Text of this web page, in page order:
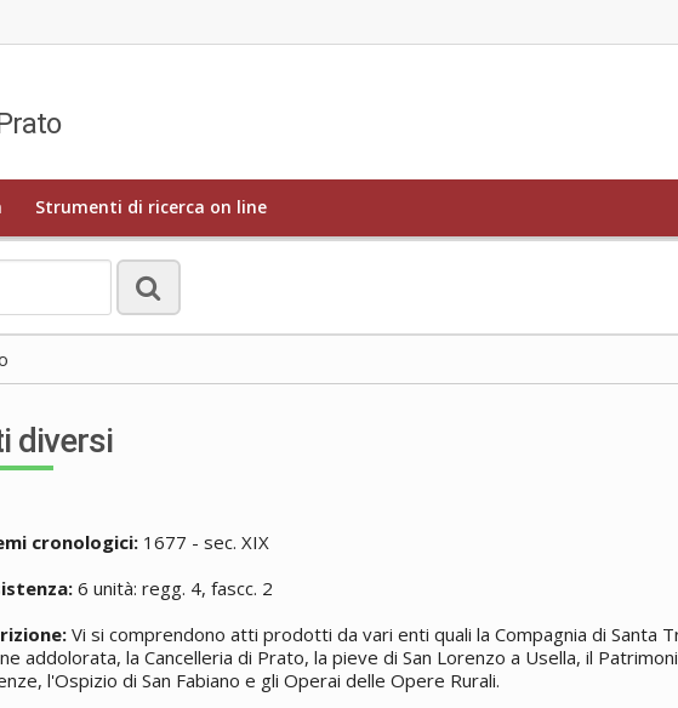
Strumenti di ricerca on line
diversi
cronologici: 1677 - sec. XIX
6 unità: regg. 4, fascc. 2
Vi si comprendono atti prodotti da vari enti quali la Compagnia di Santa
addolorata, la Cancelleria di Prato, la pieve di San Lorenzo a Usella, il
l'Ospizio di San Fabiano e gli Operai delle Opere Rurali.